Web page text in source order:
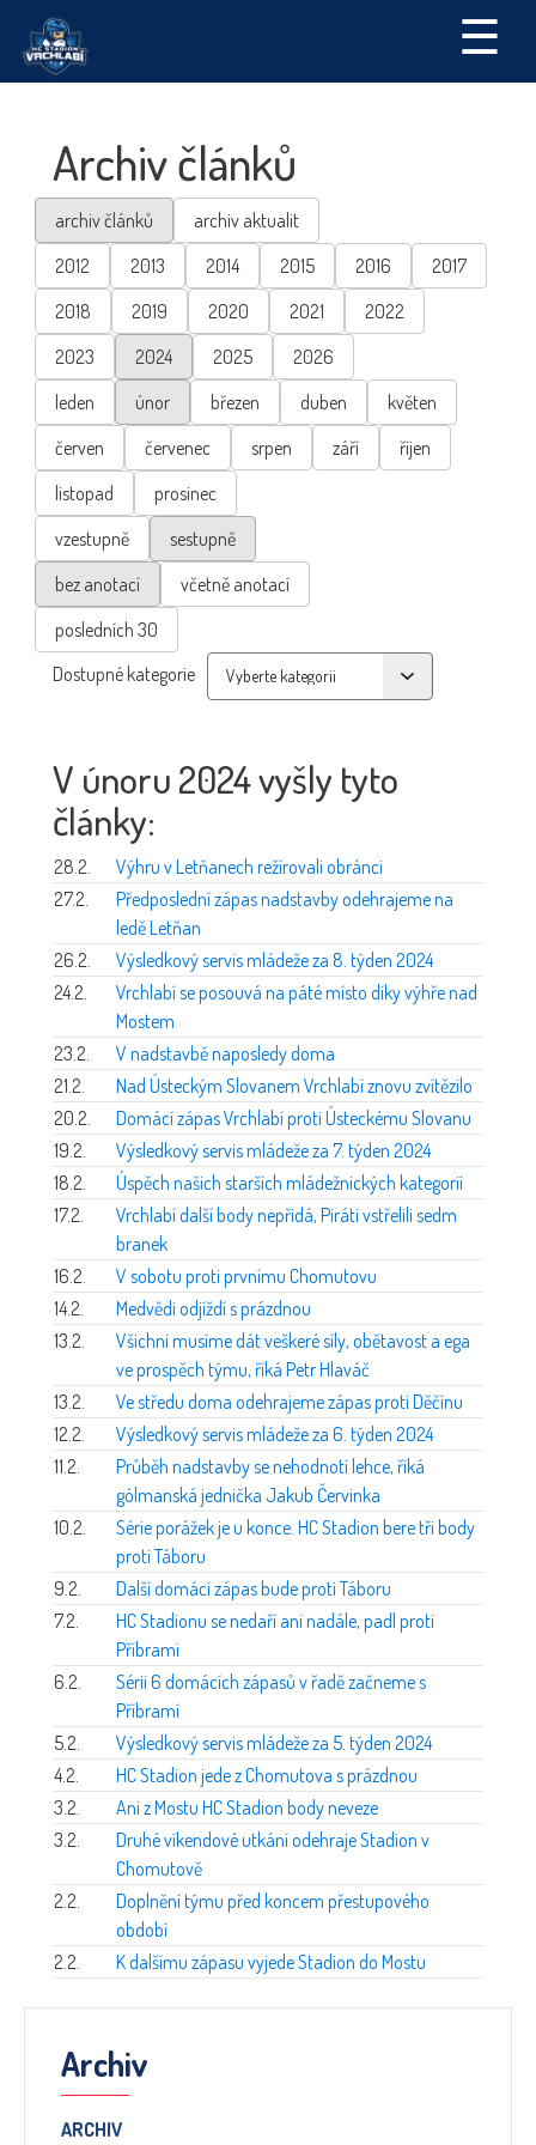
☰
Archiv článků
archiv článků
archiv aktualit
2012
2013 2014 2015 2016
2017
2018
2019 2020 2021
2022
2023
2024 2025
2026
leden
únor březen duben
květen
červen
červenec srpen září
říjen
listopad
prosinec
vzestupně
sestupně
bez anotací
včetně anotací
posledních 30
Dostupné kategorie
V únoru 2024 vyšly tyto
články:
28.2.
Výhru v Letňanech režírovali obránci
27.2.
Předposlední zápas nadstavby odehrajeme na
ledě Letňan
26.2.
Výsledkový servis mládeže za 8. týden 2024
24.2.
Vrchlabí se posouvá na páté místo díky výhře nad
Mostem
23.2.
V nadstavbě naposledy doma
21.2.
Nad Ústeckým Slovanem Vrchlabí znovu zvítězilo
20.2.
Domácí zápas Vrchlabí proti Ústeckému Slovanu
19.2.
Výsledkový servis mládeže za 7. týden 2024
18.2.
Úspěch našich starších mládežnických kategorií
17.2.
Vrchlabí další body nepřidá, Piráti vstřelili sedm
branek
16.2.
V sobotu proti prvnímu Chomutovu
14.2.
Medvědi odjíždí s prázdnou
13.2.
Všichni musíme dát veškeré síly, obětavost a ega
ve prospěch týmu, říká Petr Hlaváč
13.2.
Ve středu doma odehrajeme zápas proti Děčínu
12.2.
Výsledkový servis mládeže za 6. týden 2024
11.2.
Průběh nadstavby se nehodnotí lehce, říká
gólmanská jednička Jakub Červinka
10.2.
Série porážek je u konce. HC Stadion bere tři body
proti Táboru
9.2.
Další domácí zápas bude proti Táboru
7.2.
HC Stadionu se nedaří ani nadále, padl proti
Příbrami
6.2.
Sérii 6 domácích zápasů v řadě začneme s
Příbramí
5.2.
Výsledkový servis mládeže za 5. týden 2024
4.2.
HC Stadion jede z Chomutova s prázdnou
3.2.
Ani z Mostu HC Stadion body neveze
3.2.
Druhé víkendové utkání odehraje Stadion v
Chomutově
2.2.
Doplnění týmu před koncem přestupového
období
2.2.
K dalšímu zápasu vyjede Stadion do Mostu
Archiv
ARCHIV